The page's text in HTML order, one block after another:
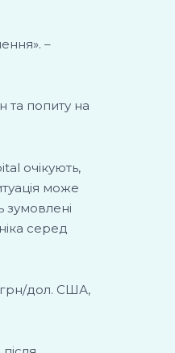
–
та попиту на
очікують,
може
зумовлені
серед
грн/дол. США,